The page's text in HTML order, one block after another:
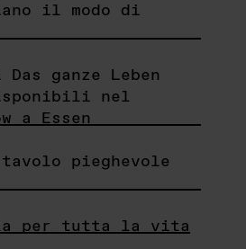
il modo di
ganze Leben
nel
a Essen
tavolo pieghevole
per tutta la vita